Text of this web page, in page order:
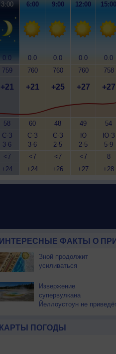
3:00
0.0
759
+21
58
С-З
3-6
<7
+24
6:00
0.0
760
+21
60
С-З
3-6
<7
+24
9:00
0.0
760
+25
48
С-З
2-5
<7
+26
12:00
0.0
760
+27
49
Ю
2-5
<7
+27
15:00
0.0
758
+27
54
Ю-З
5-9
8
+28
ИНТЕРЕСНЫЕ ФАКТЫ О
Зной продолжит
усиливаться
Извержение
супервулкана
Йеллоустоун не
КАРТЫ ПОГОДЫ